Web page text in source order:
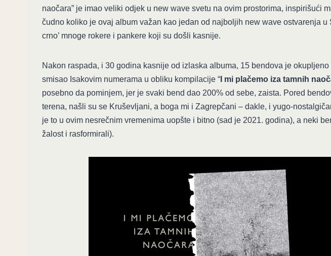
naočara” je imao veliki odjek u new wave svetu na ovim prostorima, inspirišući
čudno koliko je ovaj album važan kao jedan od najboljih new wave ostvarenja u
crno’ mnoge rokere i pankere koji su došli kasnije.
Nakon raspada, i 30 godina kasnije od izlaska albuma, 15 bendova je
smisao Isakovim numerama u obliku kompilacije “ I mi plačemo iza tamnih
posebno da pominjem, jer je svaki bend dao 200% od sebe, zaista. Pored
terena, našli su se Kruševljani, a boga mi i Zagrepčani – dakle, i yugo-
je to u ovim nesrečnim vremenima uopšte i bitno (sad je 2021. godina), a neki
žalost i rasformirali).